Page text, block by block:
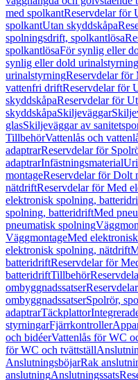
med spolkantReservdelar för
spolkantUtan skyddskåpa
spolningsdrift, spolkantlösa
spolkantlösaFör synlig eller
synlig eller dold urinalstyrning
urinalstyrningReservdelar för
vattenfri driftReservdelar för
skyddskåpaReservdelar för
skyddskåpaSkiljeväggar
glasSkiljeväggar av
TillbehörVattenlås och
adaptrarReservdelar för
adaptrarInfästningsmaterial
montageReservdelar för Dolt
nätdriftReservdelar för Med
elektronisk spolning,
spolning, batteridriftMed
pneumatisk spolning
VäggmontageMed
elektronisk spolning, nätdrift
batteridriftReservdelar för
batteridriftTillbehör
ombyggnadssatser
ombyggnadssatserSpolrör,
adaptrarTäckplattor
styrningarFjärrkontroller
och bidéerVattenlås för WC
för WC och tvättställ
AnslutningsböjarRak
anslutningAnslutningssats